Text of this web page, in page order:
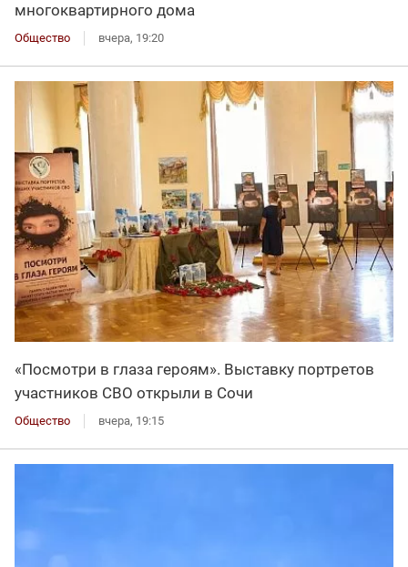
многоквартирного дома
Общество вчера, 19:20
«Посмотри в глаза героям». Выставку портретов
участников СВО открыли в Сочи
Общество вчера, 19:15